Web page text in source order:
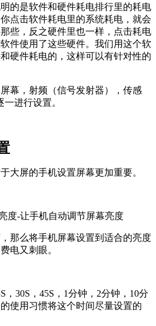
的是软件和硬件耗电排行里的耗电
点击软件耗电里的系统耗电，就会
些，反之硬件里也一样，点击耗电
件使用了这些硬件。我们用这个软
硬件耗电的，这样可以有针对性的
幕，射频（信号发射器），传感
进行设置。
大屏的手机设置屏幕更加重要。
度-让手机自动调节屏幕亮度
那么将手机屏幕设置到适合的亮度
电又刺眼。
，30S，45S，1分钟，2分钟，10分
使用习惯将这个时间尽量设置的